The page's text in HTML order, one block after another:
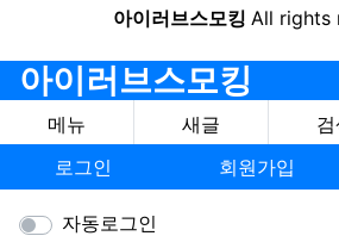
아이러브스모킹 All rights
아이러브스모킹
메뉴 새글 검
로그인
회원가입
자동로그인